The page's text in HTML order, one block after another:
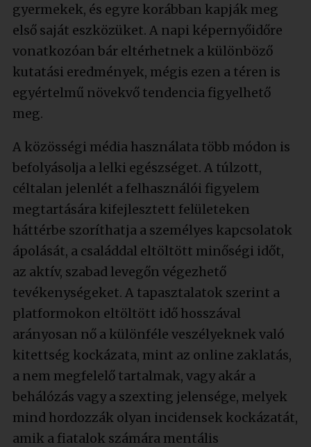
gyermekek, és egyre korábban kapják meg
első saját eszközüket. A napi képernyőidőre
vonatkozóan bár eltérhetnek a különböző
kutatási eredmények, mégis ezen a téren is
egyértelmű növekvő tendencia figyelhető
meg.
A közösségi média használata több módon is
befolyásolja a lelki egészséget. A túlzott,
céltalan jelenlét a felhasználói figyelem
megtartására kifejlesztett felületeken
háttérbe szoríthatja a személyes kapcsolatok
ápolását, a családdal eltöltött minőségi időt,
az aktív, szabad levegőn végezhető
tevékenységeket. A tapasztalatok szerint a
platformokon eltöltött idő hosszával
arányosan nő a különféle veszélyeknek való
kitettség kockázata, mint az online zaklatás,
a nem megfelelő tartalmak, vagy akár a
behálózás vagy a szexting jelensége, melyek
mind hordozzák olyan incidensek kockázatát,
amik a fiatalok számára mentális